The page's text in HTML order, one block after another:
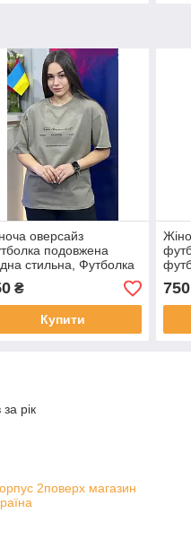
оверсайз
подовжена
стильна, Футболка
розміру,
жіночі вільного
₴
Купити
750
рік
2поверх магазин